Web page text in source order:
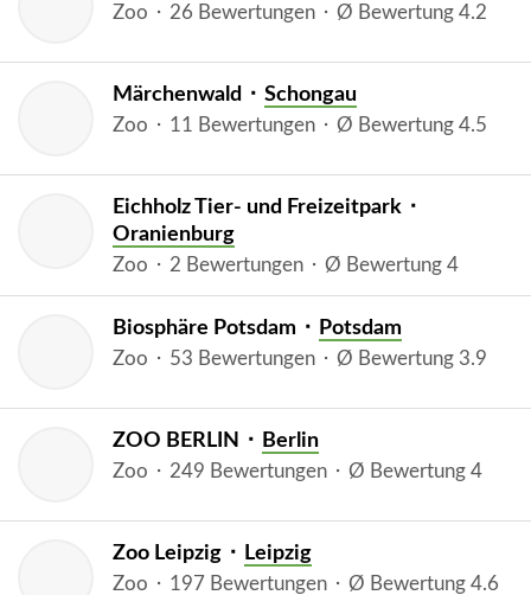
Zoo ⬝ 26 Bewertungen ⬝ Ø Bewertung 4.2
Märchenwald ⬝ Schongau
Zoo ⬝ 11 Bewertungen ⬝ Ø Bewertung 4.5
Eichholz Tier- und Freizeitpark ⬝
Oranienburg
Zoo ⬝ 2 Bewertungen ⬝ Ø Bewertung 4
Biosphäre Potsdam ⬝ Potsdam
Zoo ⬝ 53 Bewertungen ⬝ Ø Bewertung 3.9
ZOO BERLIN ⬝ Berlin
Zoo ⬝ 249 Bewertungen ⬝ Ø Bewertung 4
Zoo Leipzig ⬝ Leipzig
Zoo ⬝ 197 Bewertungen ⬝ Ø Bewertung 4.6